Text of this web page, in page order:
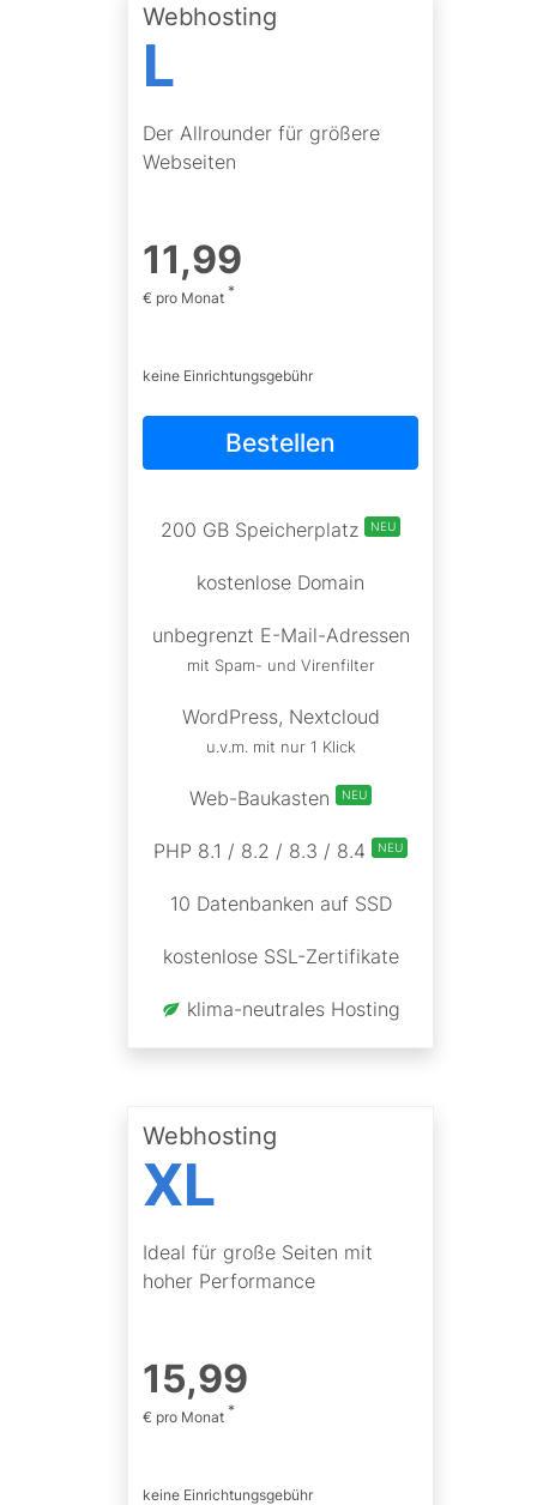
Webhosting
L
Der Allrounder für größere
Webseiten
11,99
€ pro Monat *
keine Einrichtungsgebühr
Bestellen
200 GB Speicherplatz NEU
kostenlose Domain
unbegrenzt E-Mail-Adressen
mit Spam- und Virenfilter
WordPress, Nextcloud
u.v.m. mit nur 1 Klick
Web-Baukasten NEU
PHP 8.1 / 8.2 / 8.3 / 8.4 NEU
10 Datenbanken auf SSD
kostenlose SSL-Zertifikate
klima-neutrales Hosting
Webhosting
XL
Ideal für große Seiten mit
hoher Performance
15,99
€ pro Monat *
keine Einrichtungsgebühr